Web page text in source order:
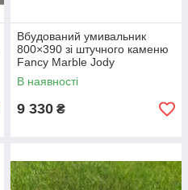
Вбудований умивальник
800×390 зі штучного каменю
Fancy Marble Jody
В наявності
9 330 ₴